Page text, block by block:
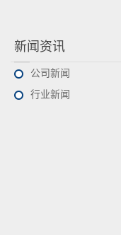
新闻资讯
公司新闻
行业新闻